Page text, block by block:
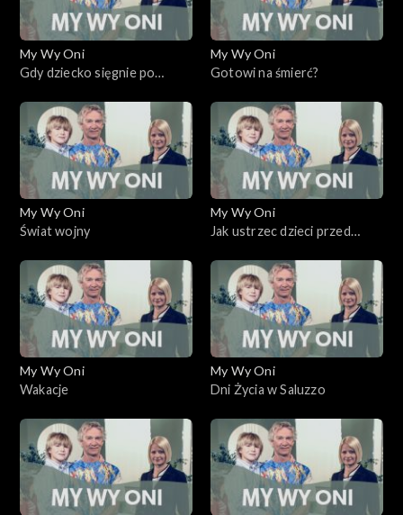
My Wy Oni
Gdy dziecko sięgnie po
My Wy Oni
Gotowi na śmierć?
My Wy Oni
Świat wojny
My Wy Oni
Jak ustrzec dzieci przed
My Wy Oni
Wakacje
My Wy Oni
Dni Życia w Saluzzo